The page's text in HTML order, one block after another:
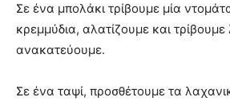
Σε ένα μπολάκι τρίβουμε μία
κρεμμύδια, αλατίζουμε και τρίβουμε
ανακατεύουμε.
Σε ένα ταψί, προσθέτουμε τα